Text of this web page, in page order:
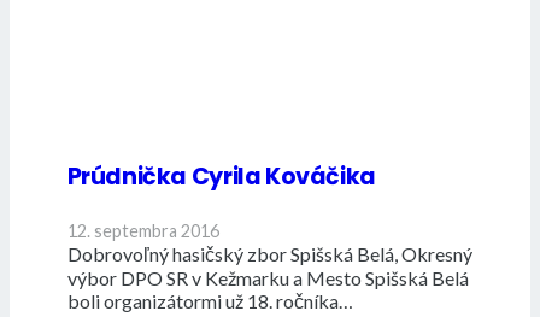
Prúdnička Cyrila Kováčika
12. septembra 2016
Dobrovoľný hasičský zbor Spišská Belá, Okresný
výbor DPO SR v Kežmarku a Mesto Spišská Belá
boli organizátormi už 18. ročníka…